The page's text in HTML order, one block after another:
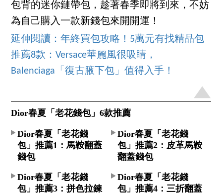
包背的迷你鏈帶包，趁著春季即將到來，不妨
為自己購入一款新錢包來開開運！
延伸閱讀：年終買包攻略！5萬元有找精品包
推薦8款：Versace華麗風很吸睛，
Balenciaga「復古腋下包」值得入手！
Dior春夏「老花錢包」6款推薦
Dior春夏「老花錢
包」推薦1：馬鞍翻蓋
錢包
Dior春夏「老花錢
包」推薦2：皮革馬鞍
翻蓋錢包
Dior春夏「老花錢
包」推薦3：拼色拉鍊
Dior春夏「老花錢
包」推薦4：三折翻蓋